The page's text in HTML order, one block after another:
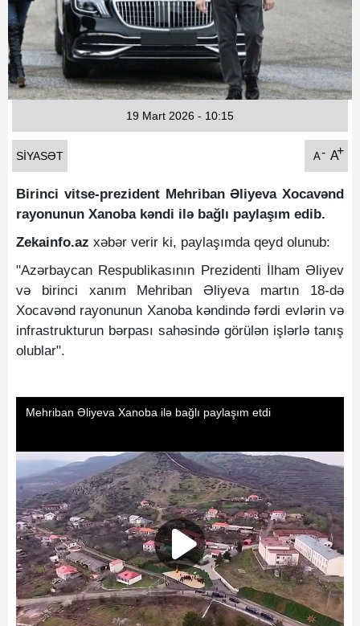
Fotoqaleriya
Reportaj
Qarabag Zəfəri
SIYASƏT A- A+
19 Mart 2026 - 10:15
Birinci vitse-prezident Mehriban Əliyeva Xocavənd
rayonunun Xanoba kəndi ilə bağlı paylaşım edib.
Zekainfo.az xəbər verir ki, paylaşımda qeyd olunub:
"Azərbaycan Respublikasının Prezidenti İlham Əliyev
və birinci xanım Mehriban Əliyeva martın 18-də
Xocavənd rayonunun Xanoba kəndində fərdi evlərin və
infrastrukturun bərpası sahəsində görülən işlərlə tanış
olublar".